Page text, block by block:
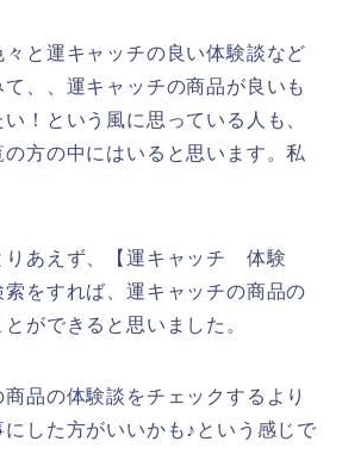
と運キャッチの良い体験談など
、、運キャッチの商品が良いも
！という風に思っている人も、
方の中にはいると思います。私
りあえず、【運キャッチ 体験
をすれば、運キャッチの商品の
ができると思いました。
品の体験談をチェックするより
にした方がいいかも♪という感じで